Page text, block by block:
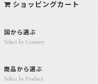
国から選ぶ
Select by Country
商品から選ぶ
Select by Product
ショッピングカート